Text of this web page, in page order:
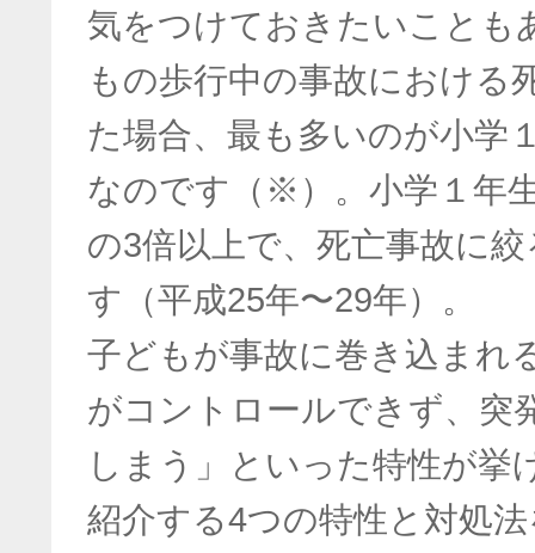
気をつけておきたいことも
もの歩行中の事故における
た場合、最も多いのが小学
なのです（※）。小学１年
の3倍以上で、死亡事故に
す（平成25年〜29年）。
子どもが事故に巻き込まれ
がコントロールできず、突
しまう」といった特性が挙
紹介する4つの特性と対処